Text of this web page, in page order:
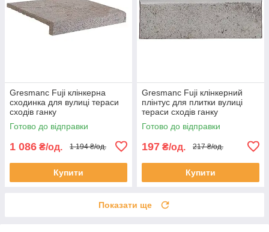
Gresmanc Fuji клінкерна
сходинка для вулиці тераси
сходів ганку
Готово до відправки
1 086 ₴/од. 1 194 ₴/од.
Купити
Gresmanc Fuji клінкерний
плінтус для плитки вулиці
тераси сходів ганку
Готово до відправки
197 ₴/од. 217 ₴/од.
Купити
Показати ще